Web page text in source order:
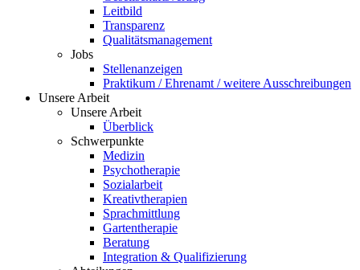
Leitbild
Transparenz
Qualitätsmanagement
Jobs
Stellenanzeigen
Praktikum / Ehrenamt / weitere Ausschreibungen
Unsere Arbeit
Unsere Arbeit
Überblick
Schwerpunkte
Medizin
Psychotherapie
Sozialarbeit
Kreativtherapien
Sprachmittlung
Gartentherapie
Beratung
Integration & Qualifizierung